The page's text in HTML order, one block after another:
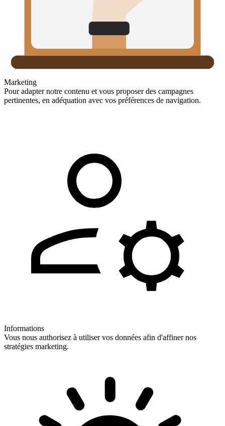
Marketing
Pour adapter notre contenu et vous proposer des campagnes
pertinentes, en adéquation avec vos préférences de navigation.
Informations
Vous nous authorisez à utiliser vos données afin d'affiner nos
stratégies marketing.